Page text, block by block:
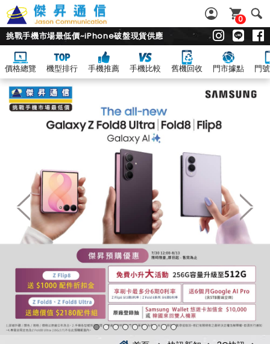
0
挑戰手機市場最低價~iPhone破盤現貨供應
價格總覽 機型排行 手機推薦 手機比較 舊機回收 門市據點 門